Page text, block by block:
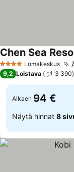
4 TähtiluokitusLomakeskus
Chen Sea
9,2 Loistava 3 390
Alkaen 94 €
Näytä hinnat 8